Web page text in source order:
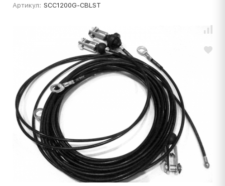
Артикул: SCC1200G-CBLST